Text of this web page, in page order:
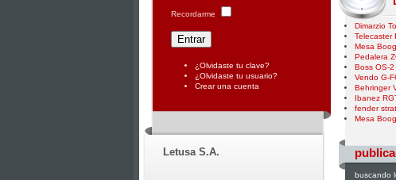
Recordarme
¿Olvidaste tu clave?
¿Olvidaste tu usuario?
Crear una cuenta
Letusa S.A.
Dimarzio
Telecaster
Mesa
Pedalera
Boss OS-
Vendo G-
Behringer
Ibanez
fender
Mesa
buscando